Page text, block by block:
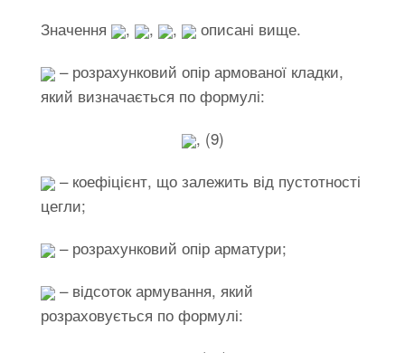
Значення
, , ,
описані вище.
– розрахунковий опір армованої кладки,
який визначається по формулі:
, (9)
– коефіцієнт, що залежить від пустотності
цегли;
– розрахунковий опір арматури;
– відсоток армування, який
розраховується по формулі: